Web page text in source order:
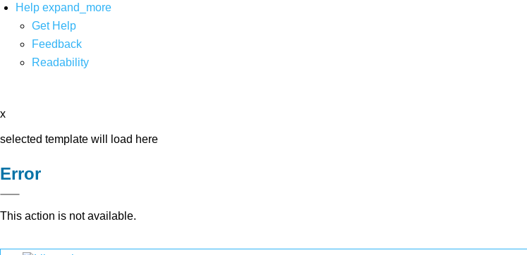
Help expand_more
Get Help
Feedback
Readability
x
selected template will load here
Error
This action is not available.